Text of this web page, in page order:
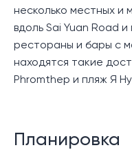
несколько местных
вдоль Sai Yuan Road
рестораны и бары с
находятся такие
Phromthep и пляж Я
Планировка